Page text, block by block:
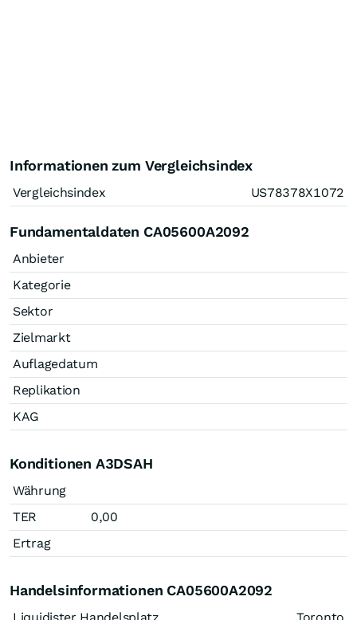
Informationen zum Vergleichsindex
Vergleichsindex US78378X1072
Fundamentaldaten CA05600A2092
Anbieter
Kategorie
Sektor
Zielmarkt
Auflagedatum
Replikation
KAG
Konditionen A3DSAH
Währung
TER
0,00
Ertrag
Handelsinformationen CA05600A2092